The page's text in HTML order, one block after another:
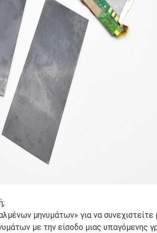
μηνυμάτων» για να συνεχιστείτε
με την είσοδο μιας υπαγόμενης